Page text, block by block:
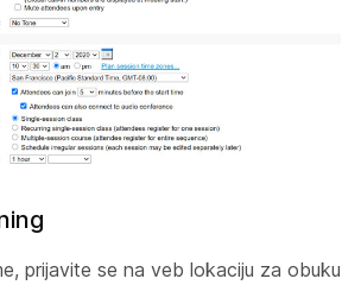
prijavite se na veb lokaciju za obuku